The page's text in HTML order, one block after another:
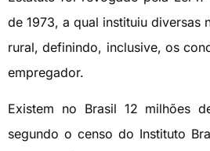
de 1973, a qual instituiu diversas
rural, definindo, inclusive, os
empregador.
Existem no Brasil 12 milhões
segundo o censo do Instituto